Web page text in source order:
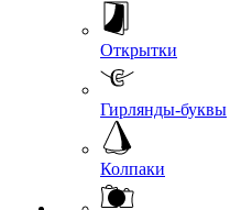
Открытки
Гирлянды-буквы
Колпаки